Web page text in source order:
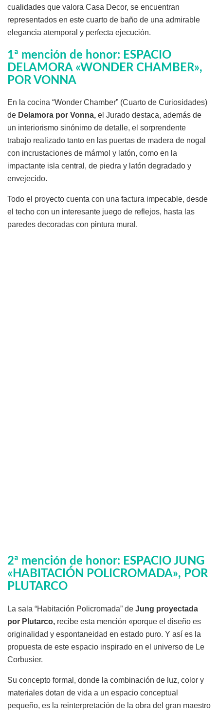
cualidades que valora Casa Decor, se encuentran
representados en este cuarto de baño de una admirable
elegancia atemporal y perfecta ejecución.
1ª mención de honor: ESPACIO
DELAMORA «WONDER CHAMBER»,
POR VONNA
En la cocina “Wonder Chamber” (Cuarto de Curiosidades)
de Delamora por Vonna, el Jurado destaca, además de
un interiorismo sinónimo de detalle, el sorprendente
trabajo realizado tanto en las puertas de madera de nogal
con incrustaciones de mármol y latón, como en la
impactante isla central, de piedra y latón degradado y
envejecido.
Todo el proyecto cuenta con una factura impecable, desde
el techo con un interesante juego de reflejos, hasta las
paredes decoradas con pintura mural.
2ª mención de honor: ESPACIO JUNG
«HABITACIÓN POLICROMADA», POR
PLUTARCO
La sala “Habitación Policromada” de Jung proyectada
por Plutarco, recibe esta mención «porque el diseño es
originalidad y espontaneidad en estado puro. Y así es la
propuesta de este espacio inspirado en el universo de Le
Corbusier.
Su concepto formal, donde la combinación de luz, color y
materiales dotan de vida a un espacio conceptual
pequeño, es la reinterpretación de la obra del gran maestro